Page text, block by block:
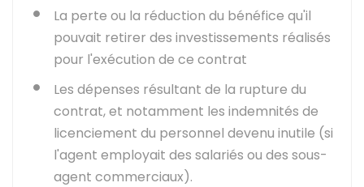
La perte ou la réduction du bénéfice qu'il
pouvait retirer des investissements réalisés
pour l'exécution de ce contrat
Les dépenses résultant de la rupture du
contrat, et notamment les indemnités de
licenciement du personnel devenu inutile (si
l'agent employait des salariés ou des sous-
agent commerciaux).